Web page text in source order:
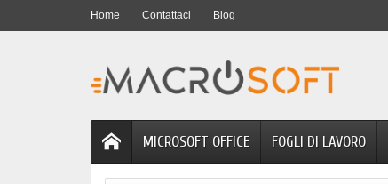
Home Contattaci Blog
MICROSOFT OFFICE FOGLI DI LAVORO